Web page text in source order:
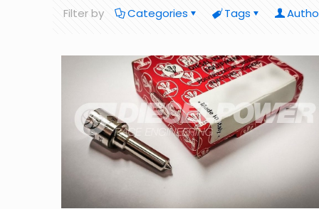
Filter by Categories Tags